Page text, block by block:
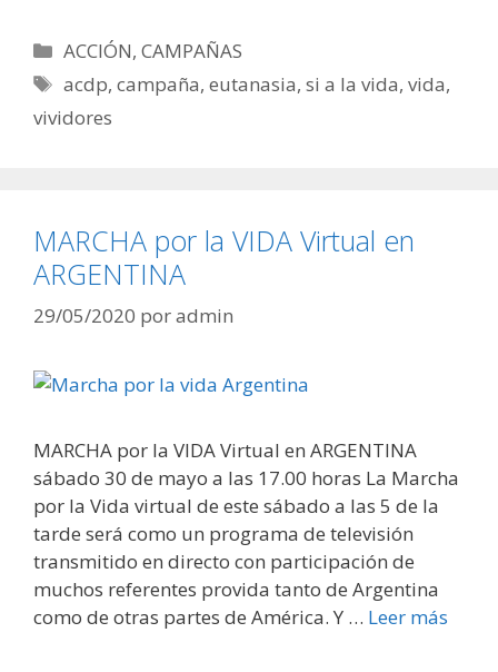
Categorías
ACCIÓN,CAMPAÑAS
Etiquetas
acdp,campaña,eutanasia,si a la vida,vida,
vividores
MARCHA por la VIDA Virtual en
ARGENTINA
29/05/2020 poradmin
MARCHA por la VIDA Virtual en ARGENTINA
sábado 30 de mayo a las 17.00 horas La Marcha
por la Vida virtual de este sábado a las 5 de la
tarde será como un programa de televisión
transmitido en directo con participación de
muchos referentes provida tanto de Argentina
como de otras partes de América. Y … Leer más